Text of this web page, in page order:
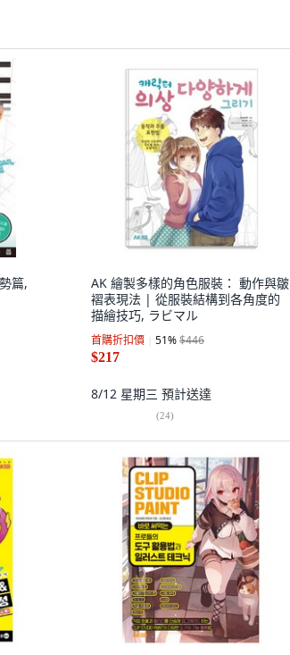
篇,
AK 繪製多樣的角色服裝： 動作與皺
褶表現法 | 從服裝結構到各角度的
描繪技巧, ラビマル
首購折扣價 51%$446
$217
8/12 星期三 預計送達
(24)